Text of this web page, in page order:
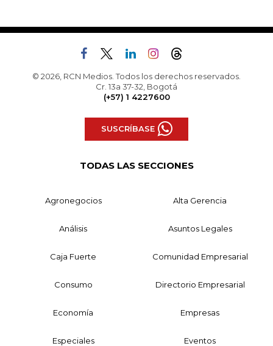
© 2026, RCN Medios. Todos los derechos reservados.
Cr. 13a 37-32, Bogotá
(+57) 1 4227600
SUSCRÍBASE
TODAS LAS SECCIONES
Agronegocios Alta Gerencia
Análisis Asuntos Legales
Caja Fuerte Comunidad Empresarial
Consumo Directorio Empresarial
Economía Empresas
Especiales Eventos